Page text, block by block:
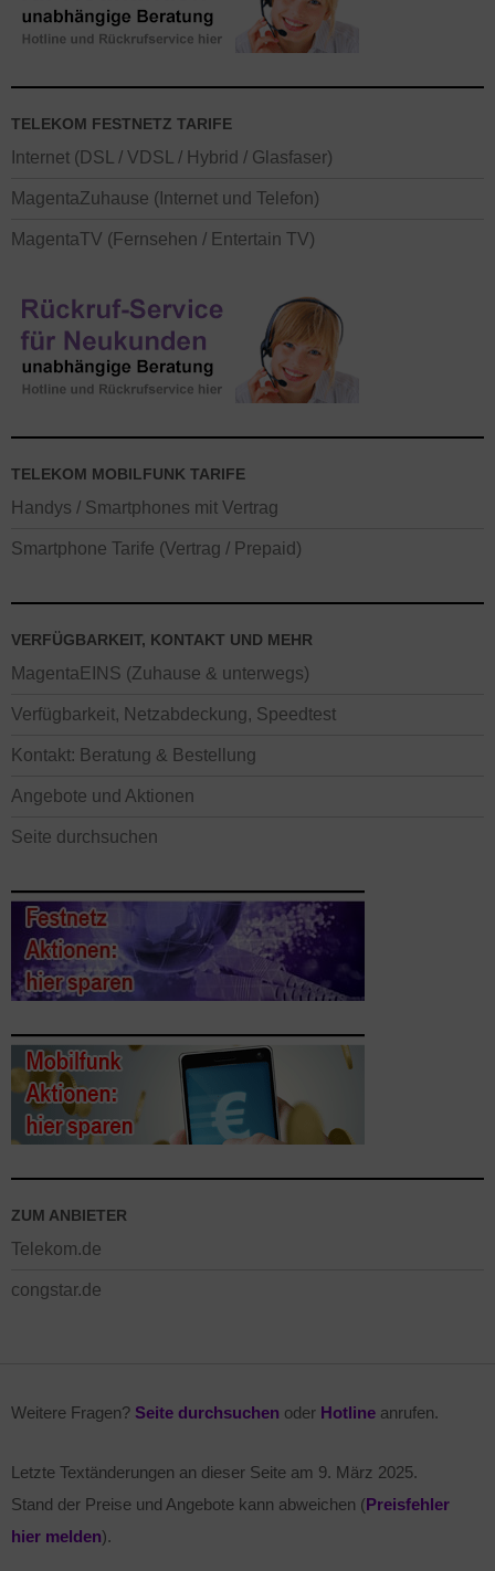
TELEKOM FESTNETZ TARIFE
Internet (DSL / VDSL / Hybrid / Glasfaser)
MagentaZuhause (Internet und Telefon)
MagentaTV (Fernsehen / Entertain TV)
TELEKOM MOBILFUNK TARIFE
Handys / Smartphones mit Vertrag
Smartphone Tarife (Vertrag / Prepaid)
VERFÜGBARKEIT, KONTAKT UND MEHR
MagentaEINS (Zuhause & unterwegs)
Verfügbarkeit, Netzabdeckung, Speedtest
Kontakt: Beratung & Bestellung
Angebote und Aktionen
Seite durchsuchen
ZUM ANBIETER
Telekom.de
congstar.de
Weitere Fragen? Seite durchsuchen oder Hotline anrufen.
Letzte Textänderungen an dieser Seite am 9. März 2025.
Stand der Preise und Angebote kann abweichen (Preisfehler
hier melden).